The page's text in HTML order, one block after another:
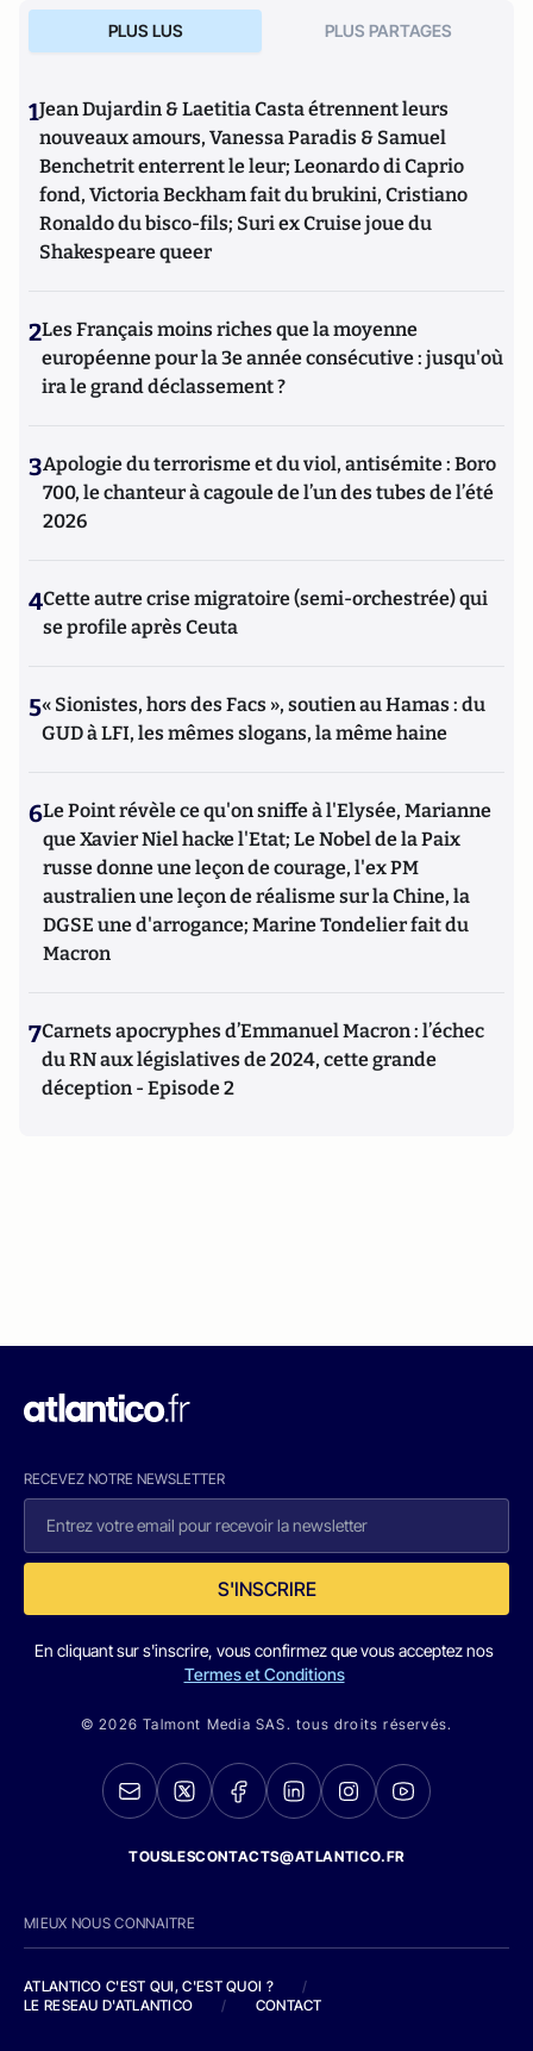
PLUS LUS PLUS PARTAGES
1Jean Dujardin & Laetitia Casta étrennent leurs
nouveaux amours, Vanessa Paradis & Samuel
Benchetrit enterrent le leur; Leonardo di Caprio
fond, Victoria Beckham fait du brukini, Cristiano
Ronaldo du bisco-fils; Suri ex Cruise joue du
Shakespeare queer
2Les Français moins riches que la moyenne
européenne pour la 3e année consécutive : jusqu'où
ira le grand déclassement ?
3Apologie du terrorisme et du viol, antisémite : Boro
700, le chanteur à cagoule de l’un des tubes de l’été
2026
4Cette autre crise migratoire (semi-orchestrée) qui
se profile après Ceuta
5« Sionistes, hors des Facs », soutien au Hamas : du
GUD à LFI, les mêmes slogans, la même haine
6Le Point révèle ce qu'on sniffe à l'Elysée, Marianne
que Xavier Niel hacke l'Etat; Le Nobel de la Paix
russe donne une leçon de courage, l'ex PM
australien une leçon de réalisme sur la Chine, la
DGSE une d'arrogance; Marine Tondelier fait du
Macron
7Carnets apocryphes d’Emmanuel Macron : l’échec
du RN aux législatives de 2024, cette grande
déception - Episode 2
RECEVEZ NOTRE NEWSLETTER
S'INSCRIRE
En cliquant sur s'inscrire, vous confirmez que vous acceptez nos
Termes et Conditions
© 2026 Talmont Media SAS. tous droits réservés.
TOUSLESCONTACTS@ATLANTICO.FR
MIEUX NOUS CONNAITRE
ATLANTICO C'EST QUI, C'EST QUOI ?
/
LE RESEAU D'ATLANTICO
/ CONTACT